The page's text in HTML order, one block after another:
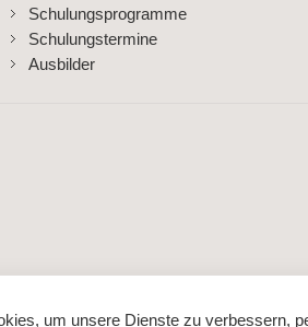
Schulungsprogramme
Schulungstermine
Ausbilder
um unsere Dienste zu verbessern,